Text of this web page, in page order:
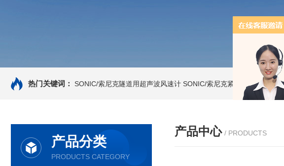
热门关键词： SONIC/索尼克隧道用超声波风速计 SONIC/索尼克紧凑型液体流量计
产品分类
PRODUCTS CATEGORY
产品中心 / PRODUCTS